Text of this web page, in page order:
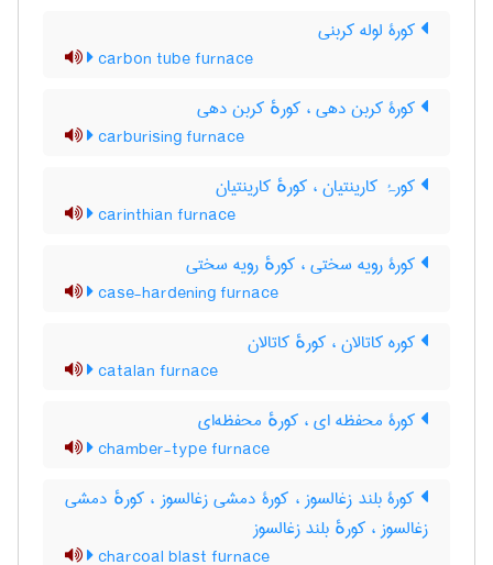
کورۀ لوله کربنی
carbon tube furnace
کورۀ کربن دهی ، کورهٔ کربن دهی
carburising furnace
کورۂ کارینتیان ، کورهٔ کارینتیان
carinthian furnace
کورۀ رویه سختی ، کورهٔ رویه سختی
case-hardening furnace
کوره کاتالان ، کورهٔ کاتالان
catalan furnace
کورۀ محفظه ای ، کورهٔ محفظه‌ای
chamber-type furnace
کورۀ بلند زغالسوز ، کورۀ دمشی زغالسوز ، کورهٔ دمشی
زغالسوز ، کورهٔ بلند زغالسوز
charcoal blast furnace